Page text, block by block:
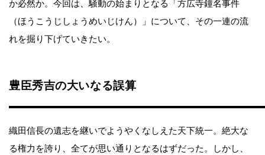
か必然か。今回は、騒動の始まりとなる「方広寺鐘名事件
（ほうこうじしょうめいじけん）」について、その一連の流
れを掘り下げていきたい。
豊臣秀吉の大いなる誤算
織田信長の遺志を継いでようやくなしえた天下統一。絶大な
る権力を誇り、全てが思い通りとなるはずだった。しかし、